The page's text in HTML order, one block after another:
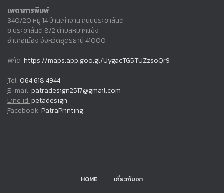
เพตาการพิมพ์
340/20 หมู่ 14 บ้านเก่าจาน ถนนประชาสันติ
ซ.ประชาสันติ 8/2 ตำบลหมากแข้ง
อำเภอเมือง จังหวัดอุดรธานี 41000
พิกัด:https://maps.app.goo.gl/UygacTG5TUZzsoQr9
Tel:064 618 4944
E-mail:patradesign2517@gmail.com
Line id:petadesign
Facebook:PatraPrinting
HOME เกี่ยวกับเรา